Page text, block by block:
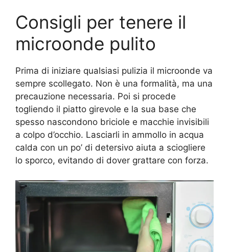
Consigli per tenere il
microonde pulito
Prima di iniziare qualsiasi pulizia il microonde va
sempre scollegato. Non è una formalità, ma una
precauzione necessaria. Poi si procede
togliendo il piatto girevole e la sua base che
spesso nascondono briciole e macchie invisibili
a colpo d’occhio. Lasciarli in ammollo in acqua
calda con un po’ di detersivo aiuta a sciogliere
lo sporco, evitando di dover grattare con forza.